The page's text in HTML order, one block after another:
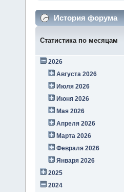
История форума
Статистика по месяцам
2026
Августа 2026
Июля 2026
Июня 2026
Мая 2026
Апреля 2026
Марта 2026
Февраля 2026
Января 2026
2025
2024